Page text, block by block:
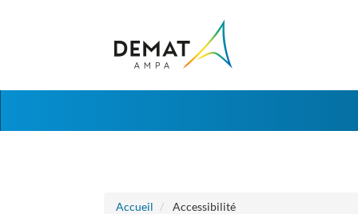
Accueil Accessibilité